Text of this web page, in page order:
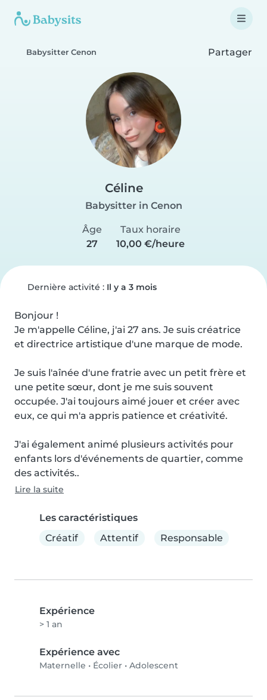
Babysitter Cenon Partager
Céline
Babysitter in Cenon
Âge
27
Taux horaire
10,00 €/heure
Dernière activité : Il y a 3 mois
Bonjour !
Je m'appelle Céline, j'ai 27 ans. Je suis créatrice
et directrice artistique d'une marque de mode.
Je suis l'aînée d'une fratrie avec un petit frère et
une petite sœur, dont je me suis souvent
occupée. J'ai toujours aimé jouer et créer avec
eux, ce qui m'a appris patience et créativité.
J'ai également animé plusieurs activités pour
enfants lors d'événements de quartier, comme
des activités..
Lire la suite
Les caractéristiques
Créatif
Attentif Responsable
Expérience
> 1 an
Expérience avec
Maternelle • Écolier • Adolescent